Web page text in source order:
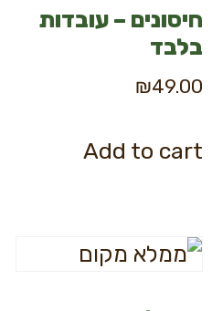
חיסונים – עובדות
בלבד
₪49.00
Add to cart